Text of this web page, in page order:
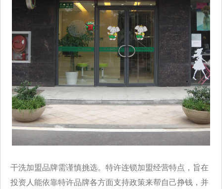
干洗加盟品牌需谨慎挑选。特许连锁加盟经营特点，旨在
投资人能依靠特许品牌各方面支持政策来帮自己挣钱，并